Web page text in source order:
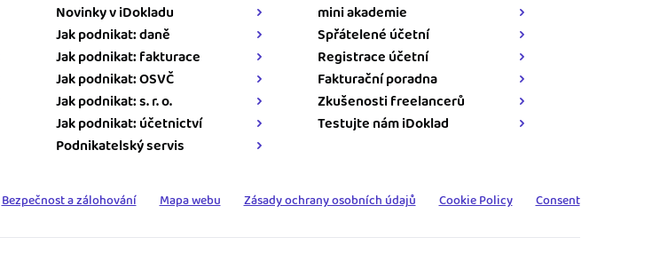
Novinky v iDokladu
Jak podnikat: daně
Jak podnikat: fakturace
Jak podnikat: OSVČ
Jak podnikat: s. r. o.
Jak podnikat: účetnictví
Podnikatelský servis
mini akademie
Spřátelené účetní
Registrace účetní
Fakturační poradna
Zkušenosti freelancerů
Testujte nám iDoklad
Bezpečnost a zálohování Mapa webu Zásady ochrany osobních údajů Cookie Policy Consent